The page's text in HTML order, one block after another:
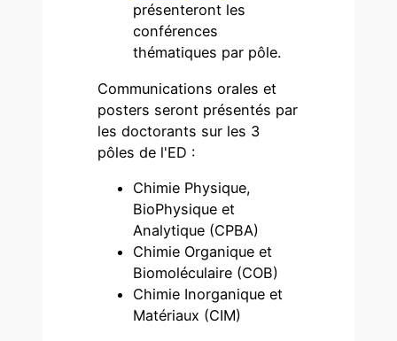
présenteront les
conférences
thématiques par pôle.
Communications orales et
posters seront présentés par
les doctorants sur les 3
pôles de l'ED :
Chimie Physique,
BioPhysique et
Analytique (CPBA)
Chimie Organique et
Biomoléculaire (COB)
Chimie Inorganique et
Matériaux (CIM)